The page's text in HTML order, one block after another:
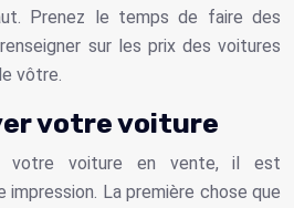
Prenez le temps de faire des
sur les prix des voitures
vôtre.
votre voiture
votre voiture en vente, il est
La première chose que